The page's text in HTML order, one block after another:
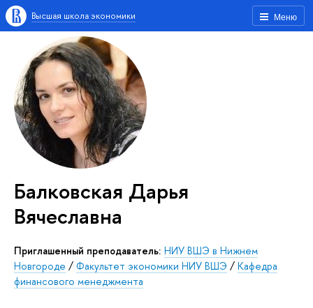
Меню
Высшая школа экономики
Балковская Дарья
Вячеславна
Приглашенный преподаватель: НИУ ВШЭ в Нижнем
Новгороде / Факультет экономики НИУ ВШЭ / Кафедра
финансового менеджмента